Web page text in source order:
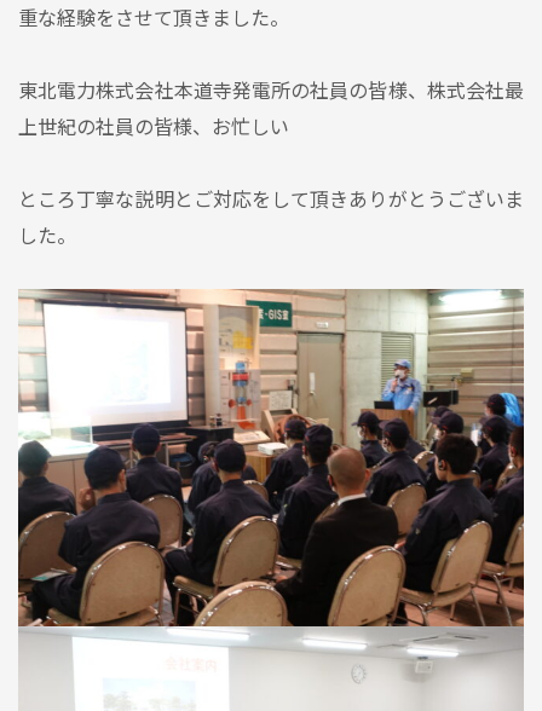
重な経験をさせて頂きました。
東北電力株式会社本道寺発電所の社員の皆様、株式会社最
上世紀の社員の皆様、お忙しい
ところ丁寧な説明とご対応をして頂きありがとうございま
した。